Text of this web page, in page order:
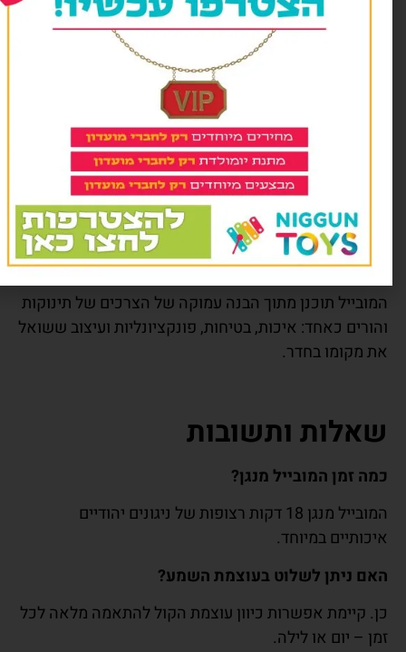
להבין דפוסים ועקרונות בסיסיים של סיבה ותוצאה.
לבחור במובייל מבית ניגון
טויס שמה דגש על יצירת מוצרים המשלבים איכות
עיצוב עדין וחוויה התפתחותית משמעותית.
האלף בית היהודי – ורוד הוא מובייל יהודי ייחודי
המעניק לתינוק סביבה רגועה, יפה ומלאה בניגונים
תוכנן מתוך הבנה עמוקה של הצרכים של תינוקות
כאחד: איכות, בטיחות, פונקציונליות ועיצוב ששואל
מקומו בחדר.
ותשובות
זמן המובייל מנגן?
המובייל מנגן 18 דקות רצופות של ניגונים יהודיים
במיוחד.
ניתן לשלוט בעוצמת השמע?
קיימת אפשרות כיוון עוצמת הקול להתאמה מלאה לכל
– יום או לילה.